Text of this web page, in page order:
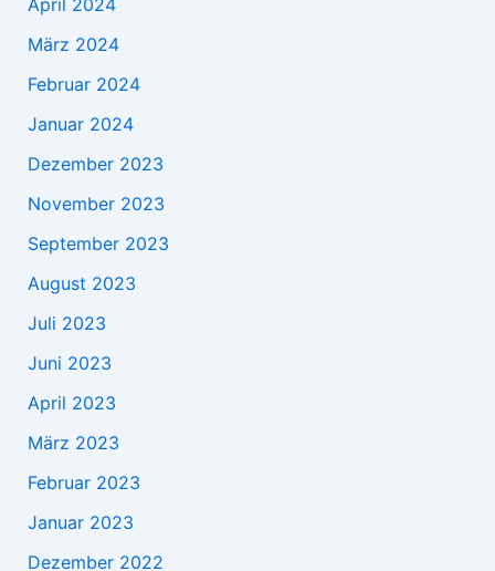
April 2024
März 2024
Februar 2024
Januar 2024
Dezember 2023
November 2023
September 2023
August 2023
Juli 2023
Juni 2023
April 2023
März 2023
Februar 2023
Januar 2023
Dezember 2022